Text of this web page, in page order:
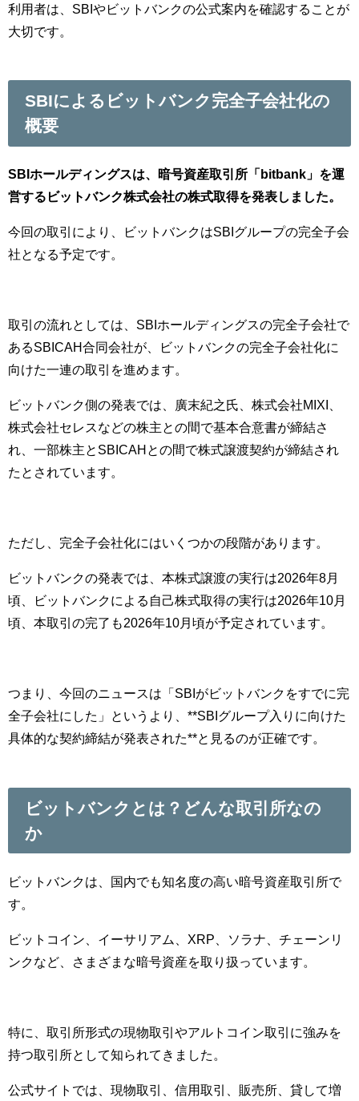
利用者は、SBIやビットバンクの公式案内を確認することが
大切です。
SBIによるビットバンク完全子会社化の
概要
SBIホールディングスは、暗号資産取引所「bitbank」を運
営するビットバンク株式会社の株式取得を発表しました。
今回の取引により、ビットバンクはSBIグループの完全子会
社となる予定です。
取引の流れとしては、SBIホールディングスの完全子会社で
あるSBICAH合同会社が、ビットバンクの完全子会社化に
向けた一連の取引を進めます。
ビットバンク側の発表では、廣末紀之氏、株式会社MIXI、
株式会社セレスなどの株主との間で基本合意書が締結さ
れ、一部株主とSBICAHとの間で株式譲渡契約が締結され
たとされています。
ただし、完全子会社化にはいくつかの段階があります。
ビットバンクの発表では、本株式譲渡の実行は2026年8月
頃、ビットバンクによる自己株式取得の実行は2026年10月
頃、本取引の完了も2026年10月頃が予定されています。
つまり、今回のニュースは「SBIがビットバンクをすでに完
全子会社にした」というより、**SBIグループ入りに向けた
具体的な契約締結が発表された**と見るのが正確です。
ビットバンクとは？どんな取引所なの
か
ビットバンクは、国内でも知名度の高い暗号資産取引所で
す。
ビットコイン、イーサリアム、XRP、ソラナ、チェーンリ
ンクなど、さまざまな暗号資産を取り扱っています。
特に、取引所形式の現物取引やアルトコイン取引に強みを
持つ取引所として知られてきました。
公式サイトでは、現物取引、信用取引、販売所、貸して増